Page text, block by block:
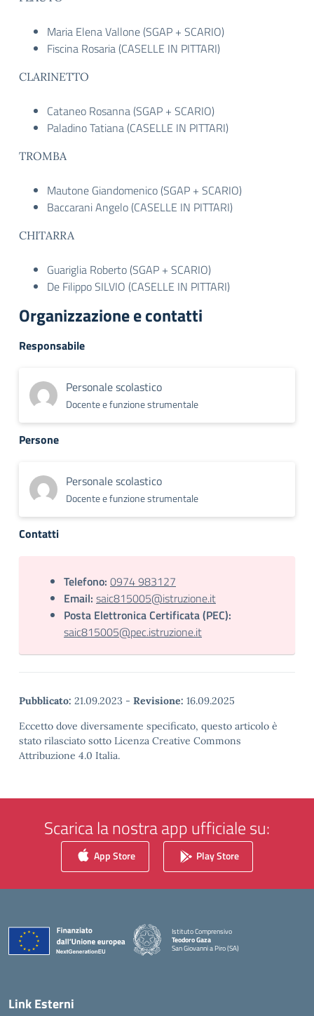
Maria Elena Vallone (SGAP + SCARIO)
Fiscina Rosaria (CASELLE IN PITTARI)
CLARINETTO
Cataneo Rosanna (SGAP + SCARIO)
Paladino Tatiana (CASELLE IN PITTARI)
TROMBA
Mautone Giandomenico (SGAP + SCARIO)
Baccarani Angelo (CASELLE IN PITTARI)
CHITARRA
Guariglia Roberto (SGAP + SCARIO)
De Filippo SILVIO (CASELLE IN PITTARI)
Organizzazione e contatti
Responsabile
Personale scolastico
Docente e funzione strumentale
Persone
Personale scolastico
Docente e funzione strumentale
Contatti
Telefono: 0974 983127
Email: saic815005@istruzione.it
Posta Elettronica Certificata (PEC):
saic815005@pec.istruzione.it
Pubblicato: 21.09.2023 - Revisione: 16.09.2025
Eccetto dove diversamente specificato, questo articolo è
stato rilasciato sotto Licenza Creative Commons
Attribuzione 4.0 Italia.
Scarica la nostra app ufficiale su:
App Store Play Store
Istituto Comprensivo
Teodoro Gaza
San Giovanni a Piro (SA)
Link Esterni